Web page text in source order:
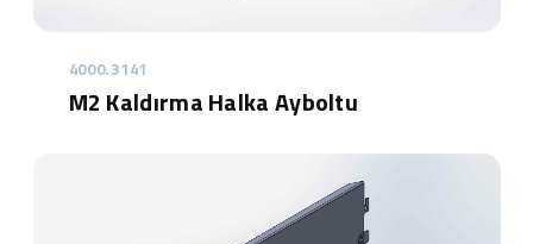
4000.3141
M2 Kaldırma Halka Ayboltu